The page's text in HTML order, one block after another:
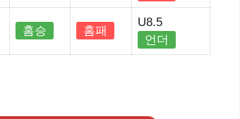
홈승 홈패
U8.5
언더